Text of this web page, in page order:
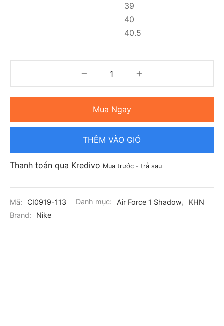
39
40
40.5
Mua Ngay
THÊM VÀO GIỎ
Thanh toán qua Kredivo Mua trước - trả sau
Mã: CI0919-113 Danh mục: Air Force 1 Shadow,
KHN
Brand:
Nike